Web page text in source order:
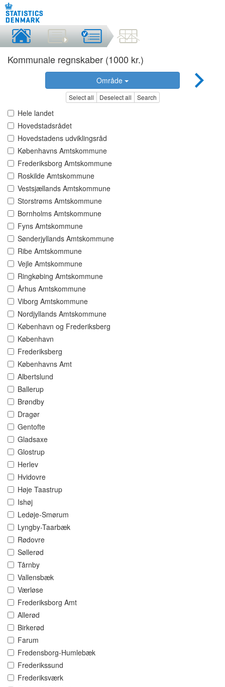
Kommunale regnskaber (1000 kr.)
Område
Select all Deselect all Search
Hele landet
Hovedstadsrådet
Hovedstadens udviklingsråd
Københavns Amtskommune
Frederiksborg Amtskommune
Roskilde Amtskommune
Vestsjællands Amtskommune
Storstrøms Amtskommune
Bornholms Amtskommune
Fyns Amtskommune
Sønderjyllands Amtskommune
Ribe Amtskommune
Vejle Amtskommune
Ringkøbing Amtskommune
Århus Amtskommune
Viborg Amtskommune
Nordjyllands Amtskommune
København og Frederiksberg
København
Frederiksberg
Københavns Amt
Albertslund
Ballerup
Brøndby
Dragør
Gentofte
Gladsaxe
Glostrup
Herlev
Hvidovre
Høje Taastrup
Ishøj
Ledøje-Smørum
Lyngby-Taarbæk
Rødovre
Søllerød
Tårnby
Vallensbæk
Værløse
Frederiksborg Amt
Allerød
Birkerød
Farum
Fredensborg-Humlebæk
Frederikssund
Frederiksværk